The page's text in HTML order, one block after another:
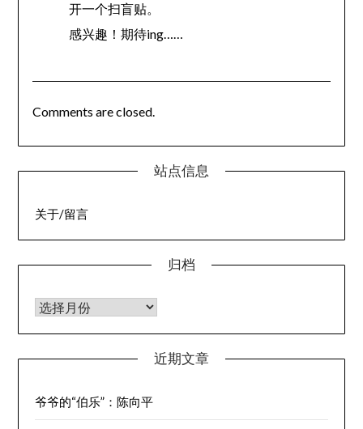
开一个扫盲贴。
感兴趣！期待ing……
Comments are closed.
站点信息
关于/留言
归档
归档
近期文章
爷爷的“伯乐”：陈向平